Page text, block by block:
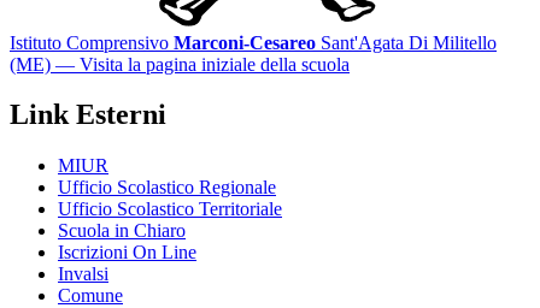
Istituto Comprensivo Marconi-Cesareo Sant'Agata Di Militello
(ME) — Visita la pagina iniziale della scuola
Link Esterni
MIUR
Ufficio Scolastico Regionale
Ufficio Scolastico Territoriale
Scuola in Chiaro
Iscrizioni On Line
Invalsi
Comune